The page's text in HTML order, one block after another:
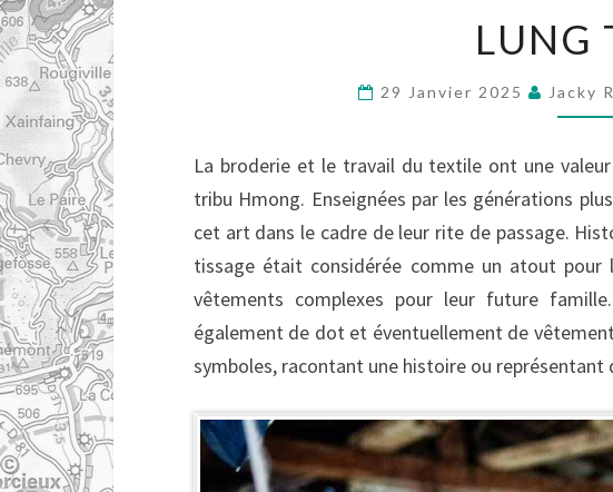
LUNG
29 Janvier 2025 Jacky
La broderie et le travail du textile ont une
tribu Hmong. Enseignées par les générations
cet art dans le cadre de leur rite de passage.
tissage était considérée comme un atout
vêtements complexes pour leur future
également de dot et éventuellement de
symboles, racontant une histoire ou représentant